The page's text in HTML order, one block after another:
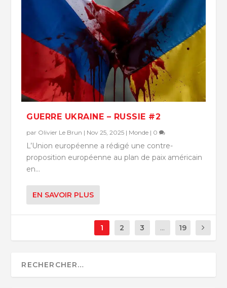
GUERRE UKRAINE – RUSSIE #2
par Olivier Le Brun | Nov 25, 2025 | Monde | 0
L’Union européenne a rédigé une contre-
proposition européenne au plan de paix américain
en...
EN SAVOIR PLUS
1 2 3 ... 19